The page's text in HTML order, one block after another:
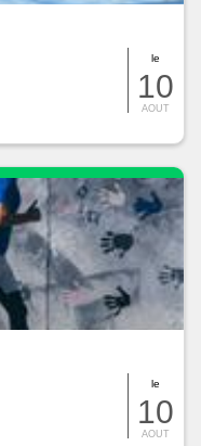
le
10
AOUT
le
10
AOUT